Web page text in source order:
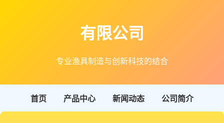
有限公司
专业渔具制造与创新科技的结合
首页 产品中心 新闻动态 公司简介